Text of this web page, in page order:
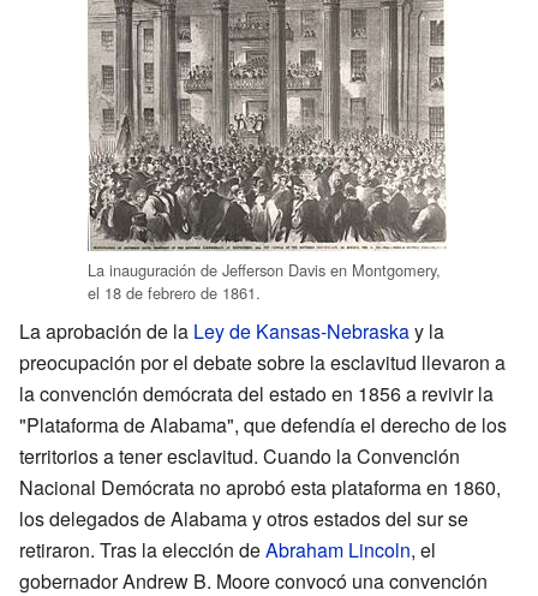
La inauguración de Jefferson Davis en Montgomery,
el 18 de febrero de 1861.
La aprobación de la Ley de Kansas-Nebraskay la
preocupación por el debate sobre la esclavitud llevaron a
la convención demócrata del estado en 1856 a revivir la
"Plataforma de Alabama", que defendía el derecho de los
territorios a tener esclavitud. Cuando la Convención
Nacional Demócrata no aprobó esta plataforma en 1860,
los delegados de Alabama y otros estados del sur se
retiraron. Tras la elección deAbraham Lincoln, el
gobernador Andrew B. Moore convocó una convención